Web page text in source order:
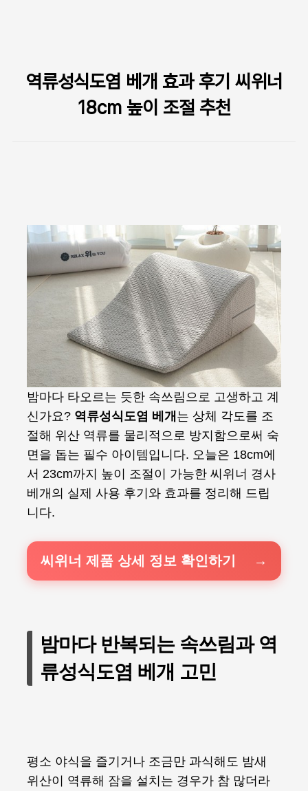
역류성식도염 베개 효과 후기 씨위너
18cm 높이 조절 추천
밤마다 타오르는 듯한 속쓰림으로 고생하고 계
신가요? 역류성식도염 베개 는 상체 각도를 조
절해 위산 역류를 물리적으로 방지함으로써 숙
면을 돕는 필수 아이템입니다. 오늘은 18cm에
서 23cm까지 높이 조절이 가능한 씨위너 경사
베개의 실제 사용 후기와 효과를 정리해 드립
니다.
씨위너 제품 상세 정보 확인하기
밤마다 반복되는 속쓰림과 역
류성식도염 베개 고민
평소 야식을 즐기거나 조금만 과식해도 밤새
위산이 역류해 잠을 설치는 경우가 참 많더라